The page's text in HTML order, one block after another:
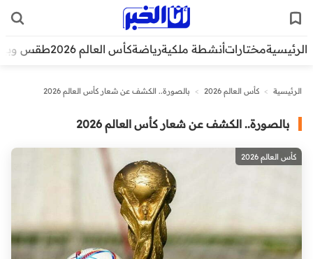
الرئيسيةمختاراتأنشطة ملكيةرياضةكأس العالم 2026 طقس
الرئيسية > كأس العالم 2026 > بالصورة.. الكشف عن شعار كأس العالم 2026
بالصورة.. الكشف عن شعار كأس العالم 2026
كأس العالم 2026